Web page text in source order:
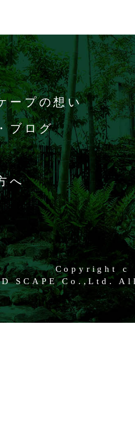
ープの想い
ブログ
へ
Copyright c
SCAPE Co.,Ltd.